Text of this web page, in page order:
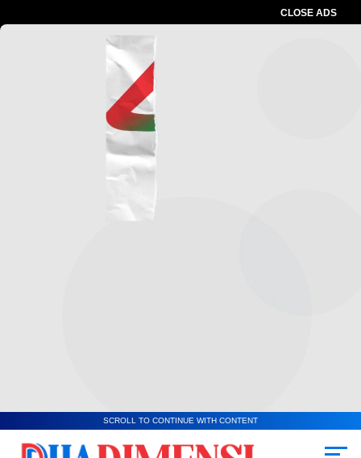
CLOSE ADS
SCROLL TO CONTINUE WITH CONTENT